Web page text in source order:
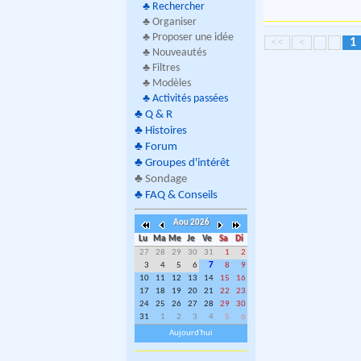
♣ Rechercher
♣ Organiser
♣ Proposer une idée
♣ Nouveautés
♣ Filtres
♣ Modèles
♣ Activités passées
♣ Q & R
♣ Histoires
♣ Forum
♣ Groupes d'intérêt
♣ Sondage
♣ FAQ & Conseils
Aou 2026
Lu
Ma Me Je Ve Sa
Di
27
28 29 30 31 1
2
3
4 5 6 7 8
9
10
11 12 13 14 15
16
17
18 19 20 21 22
23
24
25 26 27 28 29
30
31
1 2 3 4 5
6
Aujourd'hui
<< < 1